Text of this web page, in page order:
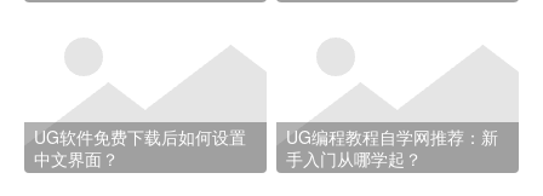
UG软件免费下载后如何设置
中文界面？
UG编程教程自学网推荐：新
手入门从哪学起？